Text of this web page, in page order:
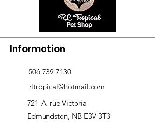
Information
506 739 7130
rltropical@hotmail.com
721-A, rue Victoria
Edmundston, NB E3V 3T3